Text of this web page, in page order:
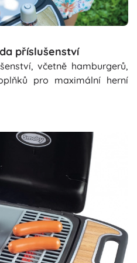
příslušenství
včetně hamburgerů,
pro maximální herní